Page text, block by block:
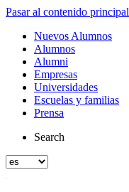
Pasar al contenido principal
Nuevos Alumnos
Alumnos
Alumni
Empresas
Universidades
Escuelas y familias
Prensa
Search